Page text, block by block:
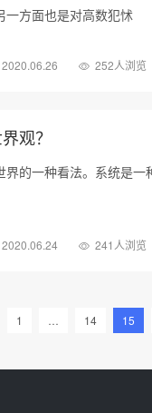
一方面也是对高数犯怵
2020.06.26 252人浏览
观？
的一种看法。系统是一
2020.06.24 241人浏览
1 … 14 15